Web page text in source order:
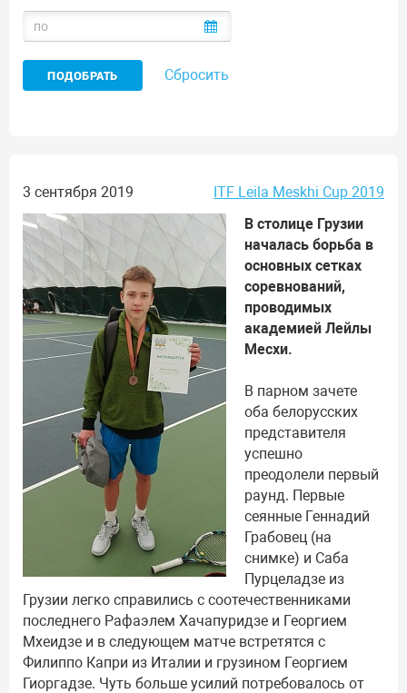
Сбросить
3 сентября 2019
ITF Leila Meskhi Cup 2019
В столице Грузии
началась борьба в
основных сетках
соревнований,
проводимых
академией Лейлы
Месхи.
В парном зачете
оба белорусских
представителя
успешно
преодолели первый
раунд. Первые
сеянные Геннадий
Грабовец (на
снимке) и Саба
Пурцеладзе из
Грузии легко справились с соотечественниками
последнего Рафаэлем Хачапуридзе и Георгием
Мхеидзе и в следующем матче встретятся с
Филиппо Капри из Италии и грузином Георгием
Гиоргадзе. Чуть больше усилий потребовалось от